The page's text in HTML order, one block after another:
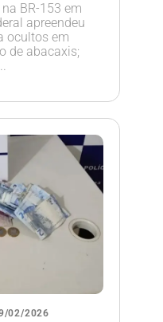
BR-153 em
apreendeu
ocultos em
de abacaxis;
02/2026